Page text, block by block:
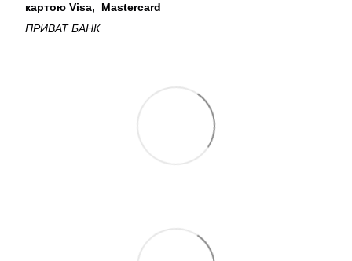
картою Visa, Mastercard
ПРИВАТ БАНК